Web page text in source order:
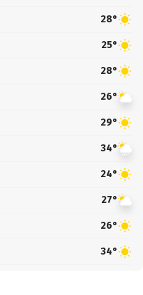
28°
25°
28°
26°
29°
34°
24°
27°
26°
34°